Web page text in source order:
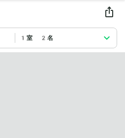
1室 2名